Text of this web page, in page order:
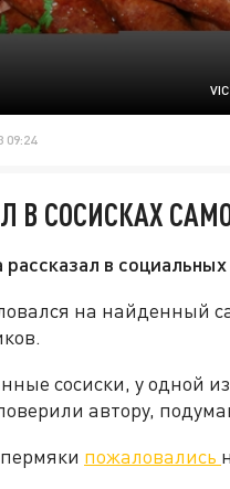
09:24
В СОСИСКАХ
в социальных
на найденный
сосиски, у одной
автору,
пожаловались